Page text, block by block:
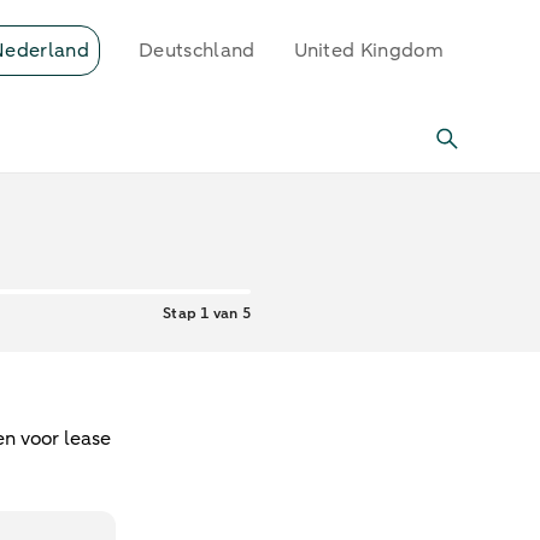
Deutschland United Kingdom
Stap 1 van 5
voor lease